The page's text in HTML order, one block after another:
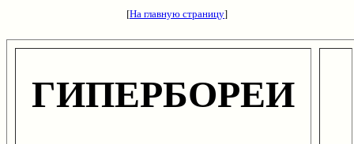
[На главную страницу]
ГИПЕРБОРЕИ